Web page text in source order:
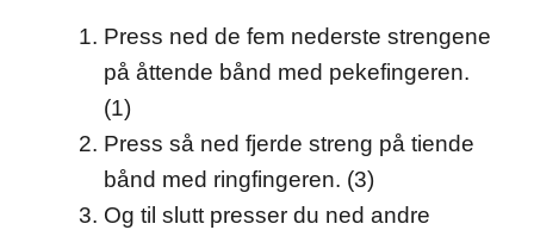
Press ned de fem nederste strengene
på åttende bånd med pekefingeren.
(1)
Press så ned fjerde streng på tiende
bånd med ringfingeren. (3)
Og til slutt presser du ned andre